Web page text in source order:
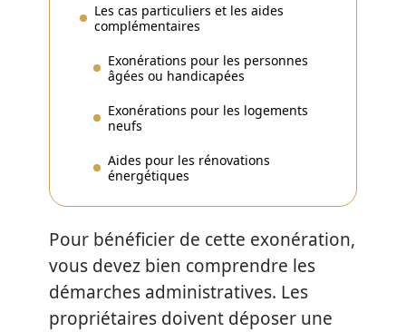
Les cas particuliers et les aides
complémentaires
Exonérations pour les personnes
âgées ou handicapées
Exonérations pour les logements
neufs
Aides pour les rénovations
énergétiques
Pour bénéficier de cette exonération,
vous devez bien comprendre les
démarches administratives. Les
propriétaires doivent déposer une